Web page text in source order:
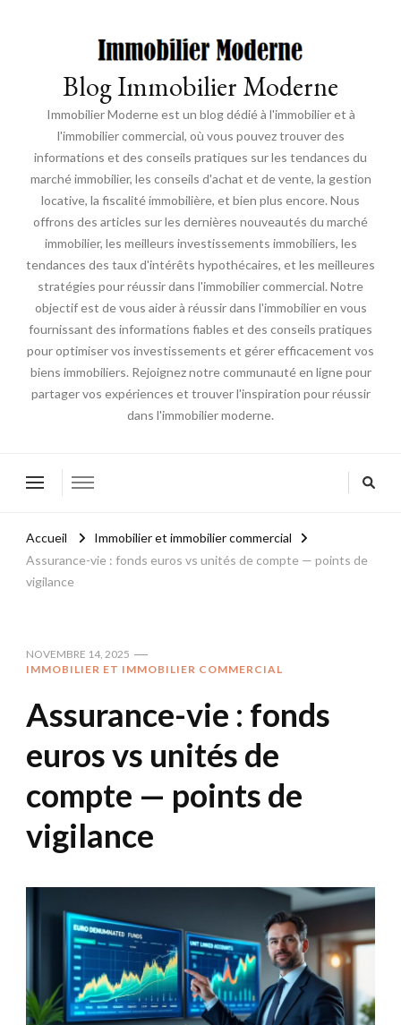
Blog Immobilier Moderne
Immobilier Moderne est un blog dédié à l'immobilier et à
l'immobilier commercial, où vous pouvez trouver des
informations et des conseils pratiques sur les tendances du
marché immobilier, les conseils d'achat et de vente, la gestion
locative, la fiscalité immobilière, et bien plus encore. Nous
offrons des articles sur les dernières nouveautés du marché
immobilier, les meilleurs investissements immobiliers, les
tendances des taux d'intérêts hypothécaires, et les meilleures
stratégies pour réussir dans l'immobilier commercial. Notre
objectif est de vous aider à réussir dans l'immobilier en vous
fournissant des informations fiables et des conseils pratiques
pour optimiser vos investissements et gérer efficacement vos
biens immobiliers. Rejoignez notre communauté en ligne pour
partager vos expériences et trouver l'inspiration pour réussir
dans l'immobilier moderne.
Accueil
Immobilier et immobilier commercial
Assurance-vie : fonds euros vs unités de compte — points de
vigilance
NOVEMBRE 14, 2025
IMMOBILIER ET IMMOBILIER COMMERCIAL
Assurance-vie : fonds
euros vs unités de
compte — points de
vigilance